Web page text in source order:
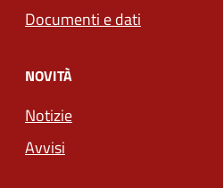
Documenti e dati
NOVITÀ
Notizie
Avvisi